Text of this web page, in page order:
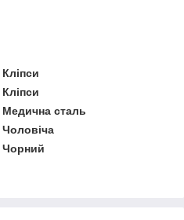
Кліпси
Кліпси
Медична сталь
Чоловіча
Чорний